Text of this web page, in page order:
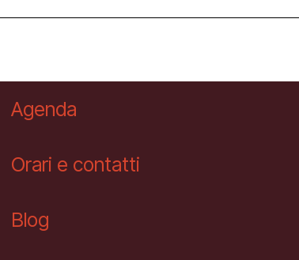
Agenda
Orari e contatti
Blog